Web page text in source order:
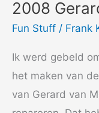
2008
Fun Stuff / Frank
Ik werd gebeld
het maken van
van Gerard van